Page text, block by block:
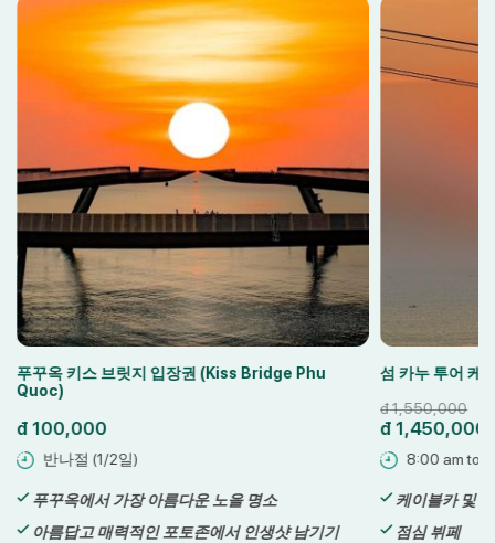
키스 브릿지 입장권 (Kiss Bridge Phu
절 (1/2일)
에서 가장 아름다운 노을 명소
답고 매력적인 포토존에서 인생샷 남기기
섬 카누 투어 케이블카 및
1,550,000
1,450,000
8:00 am to 6:00 pm
케이블카 및 워터파크
점심 뷔페